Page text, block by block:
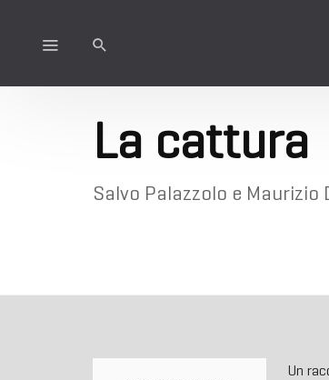
La cattura
Salvo Palazzolo e Maurizio
Un